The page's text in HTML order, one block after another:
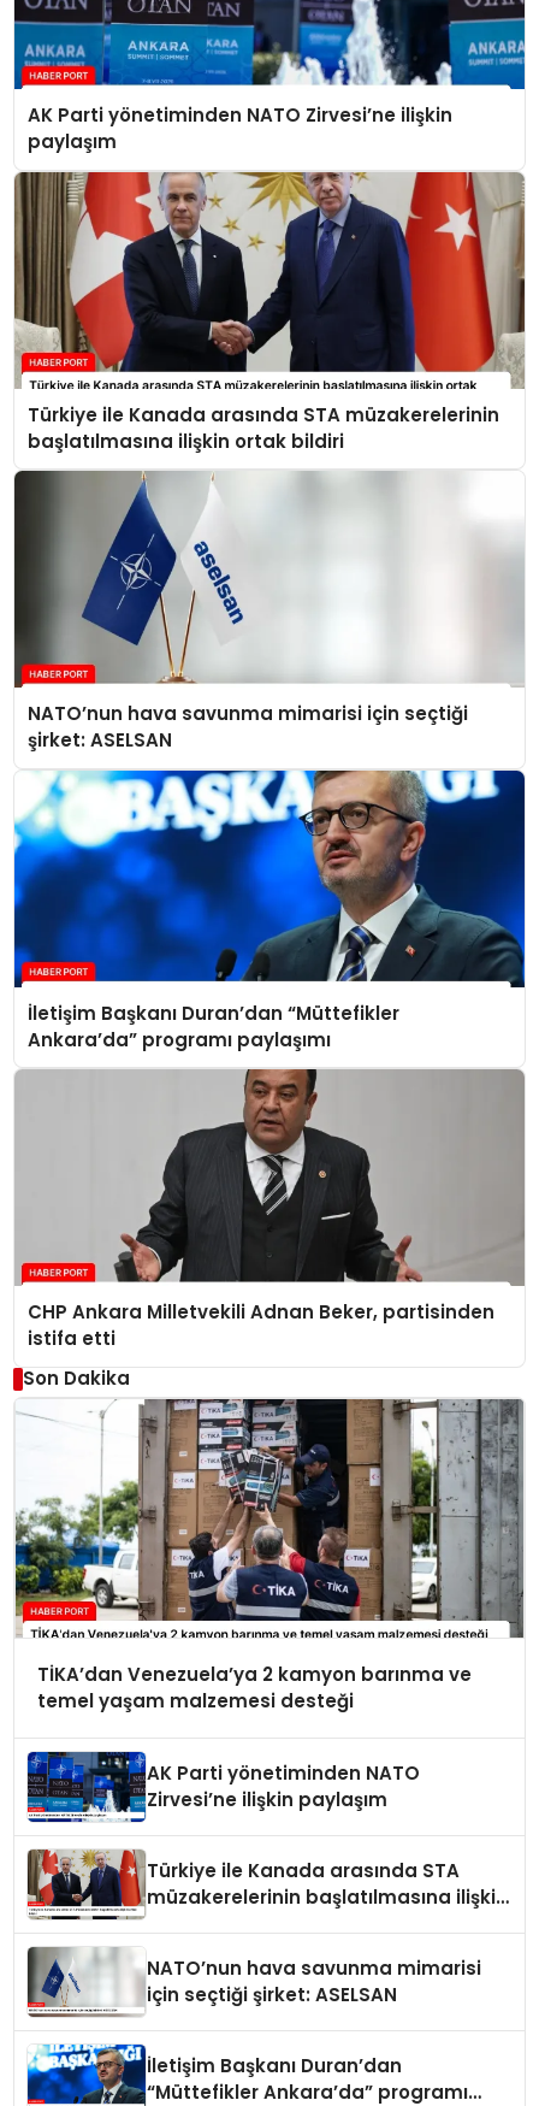
AK Parti yönetiminden NATO Zirvesi’ne ilişkin
paylaşım
Türkiye ile Kanada arasında STA müzakerelerinin
başlatılmasına ilişkin ortak bildiri
NATO’nun hava savunma mimarisi için seçtiği
şirket: ASELSAN
İletişim Başkanı Duran’dan “Müttefikler
Ankara’da” programı paylaşımı
CHP Ankara Milletvekili Adnan Beker, partisinden
istifa etti
Son Dakika
TİKA’dan Venezuela’ya 2 kamyon barınma ve
temel yaşam malzemesi desteği
AK Parti yönetiminden NATO
Zirvesi’ne ilişkin paylaşım
Türkiye ile Kanada arasında STA
müzakerelerinin başlatılmasına ilişkin
NATO’nun hava savunma mimarisi
için seçtiği şirket: ASELSAN
İletişim Başkanı Duran’dan
“Müttefikler Ankara’da” programı